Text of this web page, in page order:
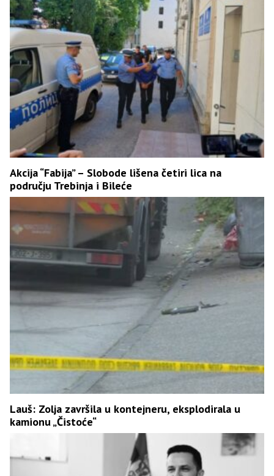
Akcija “Fabija” – Slobode lišena četiri lica na
području Trebinja i Bileće
Lauš: Zolja završila u kontejneru, eksplodirala u
kamionu „Čistoće“